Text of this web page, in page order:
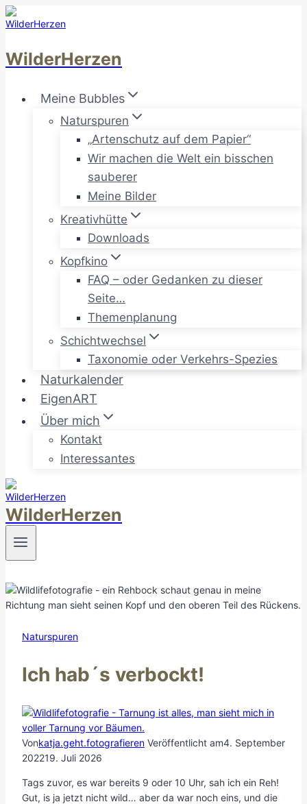
Zum
Inhalt
WilderHerzen
Meine Bubbles
Naturspuren
„Artenschutz auf dem Papier“
Wir machen die Welt ein bisschen
sauberer
Meine Bilder
Kreativhütte
Downloads
Kopfkino
FAQ – oder Gedanken zu dieser
Seite…
Themenplanung
Schichtwechsel
Taxonomie oder Verkehrs-Spezies
Naturkalender
EigenART
Über mich
Kontakt
Interessantes
WilderHerzen
Naturspuren
Ich hab´s verbockt!
Vonkatja.geht.fotografieren Veröffentlicht am4. September
202219. Juli 2026
Tags zuvor, es war bereits 9 oder 10 Uhr, sah ich ein Reh!
Gut, is ja jetzt nicht wild… aber da war noch eins, und die